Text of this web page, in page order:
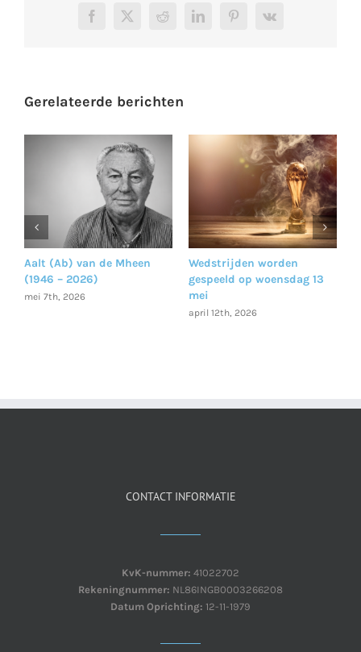
Wedstrijden
april
Facebook
X RedditLinkedInPinterest
Vk
Gerelateerde berichten
Aalt (Ab) van de Mheen
(1946 – 2026)
mei 7th, 2026
Wedstrijden worden
gespeeld op woensdag 13
mei
april 12th, 2026
CONTACT INFORMATIE
KvK-nummer: 41022702
Rekeningnummer: NL86INGB0003266208
Datum Oprichting: 12-11-1979